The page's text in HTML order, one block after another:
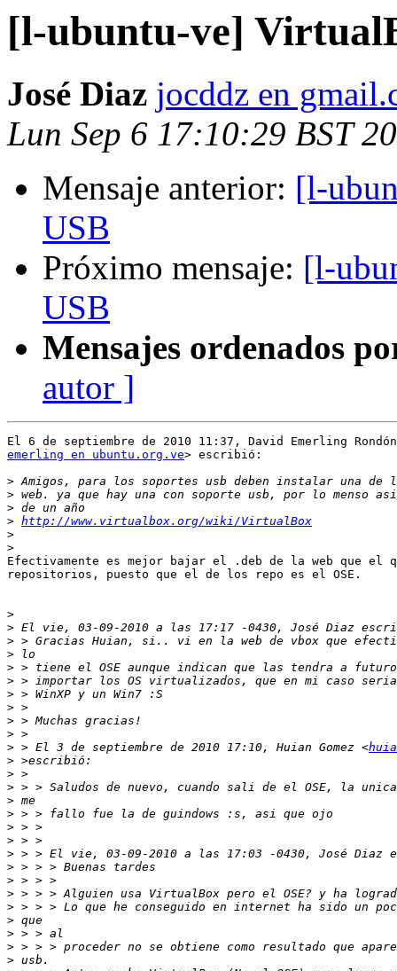
[l-ubuntu-ve]
José Diaz jocddz en
Lun Sep 6 17:10:29 BST
Mensaje anterior: [l-
USB
Próximo mensaje: [l-
USB
Mensajes ordenados
autor ]
emerling en ubuntu.org.ve> escribió:
>
>
>
> http://www.virtualbox.org/wiki/VirtualBox
>
>
Efectivamente es mejor bajar el .deb de la web que el
repositorios, puesto que el de los repo es el OSE.
>
>
>
>
>
>
>
>
>
>
> > El 3 de septiembre de 2010 17:10, Huian Gomez <
>
>
>
>
>
>
>
>
>
>
>
>
>
>
>
>